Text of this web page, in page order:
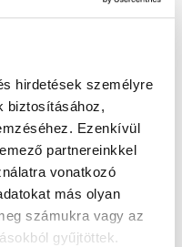
hirdetések személyre
biztosításához,
Ezenkívül
partnereinkkel
vonatkozó
más olyan
számukra vagy az
gyűjtöttek.
után
után 1-2 nap, a PRK
6 nap otthoni pihenés
védeni kell a